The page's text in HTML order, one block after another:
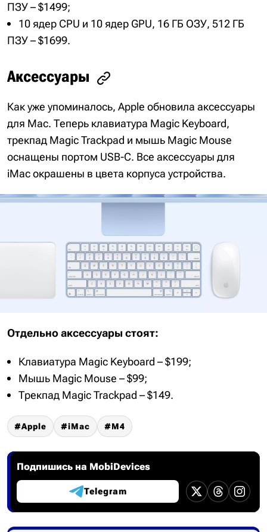
ПЗУ – $1499;
10 ядер CPU и 10 ядер GPU, 16 ГБ ОЗУ, 512 ГБ
ПЗУ – $1699.
Аксессуары
Как уже упоминалось, Apple обновила аксессуары
для Mac. Теперь клавиатура Magic Keyboard,
трекпад Magic Trackpad и мышь Magic Mouse
оснащены портом USB-C. Все аксессуары для
iMac окрашены в цвета корпуса устройства.
Отдельно аксессуары стоят:
Клавиатура Magic Keyboard – $199;
Мышь Magic Mouse – $99;
Трекпад Magic Trackpad – $149.
Apple iMac M4
Подпишись на MobiDevices
Telegram